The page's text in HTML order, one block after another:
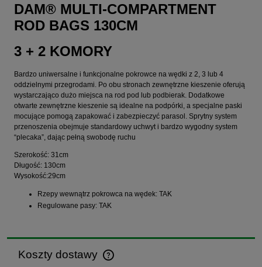
DAM® MULTI-COMPARTMENT
ROD BAGS 130CM
3 + 2 KOMORY
Bardzo uniwersalne i funkcjonalne pokrowce na wędki z 2, 3 lub 4
oddzielnymi przegrodami. Po obu stronach zewnętrzne kieszenie oferują
wystarczająco dużo miejsca na rod pod lub podbierak. Dodatkowe
otwarte zewnętrzne kieszenie są idealne na podpórki, a specjalne paski
mocujące pomogą zapakować i zabezpieczyć parasol. Sprytny system
przenoszenia obejmuje standardowy uchwyt i bardzo wygodny system
“plecaka”, dając pełną swobodę ruchu
Szerokość: 31cm
Długość: 130cm
Wysokość:29cm
Rzepy wewnątrz pokrowca na wędek: TAK
Regulowane pasy: TAK
Koszty dostawy
Cena nie zawiera ewentualnych kosztów płatności